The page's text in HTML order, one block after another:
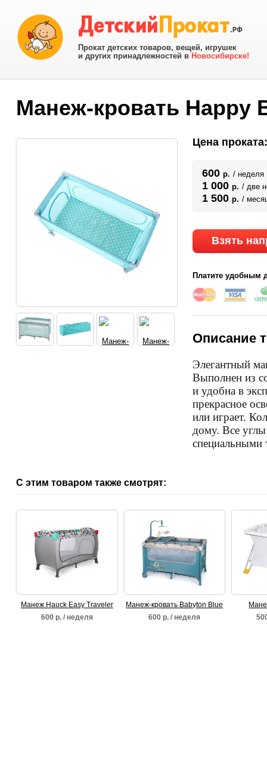
Прокат детских товаров, вещей, игрушек
и других принадлежностей в Новосибирске!
Манеж-кровать Happy
Цена проката:
600 р. / неделя
1 000 р. / две
1 500 р. /
Взять
Платите удобным
Описание
Элегантный
Выполнен из
и удобна в
прекрасное
или играет.
дому. Все
специальными
С этим товаром также смотрят:
Манеж Hauck Easy Traveler
Sleep n Play Plus Gumball
Grey
600 р. / неделя
Манеж-кровать Babyton Blue
600 р. / неделя